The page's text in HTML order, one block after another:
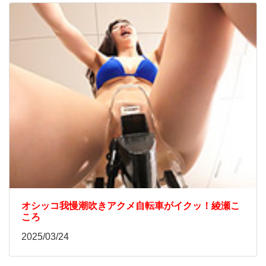
オシッコ我慢潮吹きアクメ自転車がイクッ！綾瀬こ
ころ
2025/03/24